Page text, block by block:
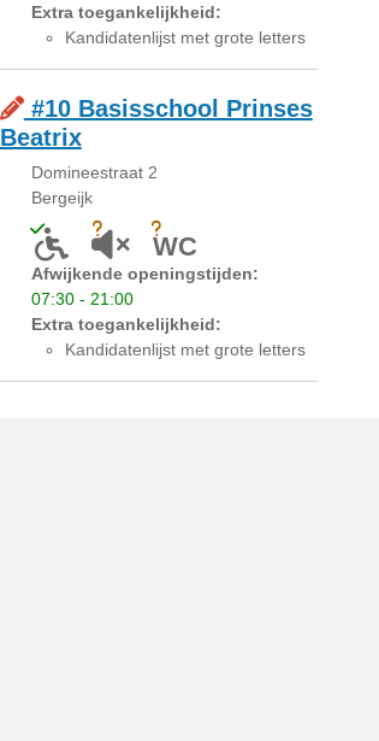
Extra toegankelijkheid:
Kandidatenlijst met grote letters
#10 Basisschool Prinses
Beatrix
Domineestraat 2
Bergeijk
Toegankelijk voor mensen met een
Onbekend of akoestiek niet
WCOnbekend of er een
Afwijkende openingstijden:
07:30 - 21:00
Extra toegankelijkheid:
Kandidatenlijst met grote letters